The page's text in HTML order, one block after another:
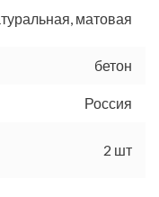
матовая
бетон
Россия
2 шт